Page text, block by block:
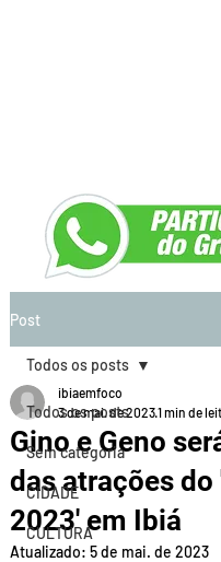
Post
Todos os posts
Sem categoria
CIDADE
CULTURA
Todos os posts
Gino e Geno
das atrações
2023' em Ibiá
ibiaemfoco
3 de mai. de 20231 min de
Atualizado: 5 de mai. de 2023